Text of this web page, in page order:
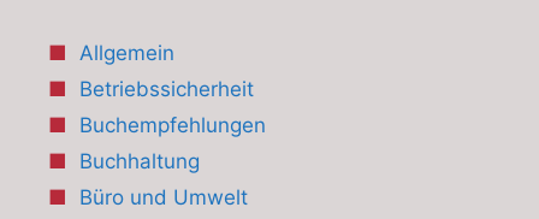
Allgemein
Betriebssicherheit
Buchempfehlungen
Buchhaltung
Büro und Umwelt